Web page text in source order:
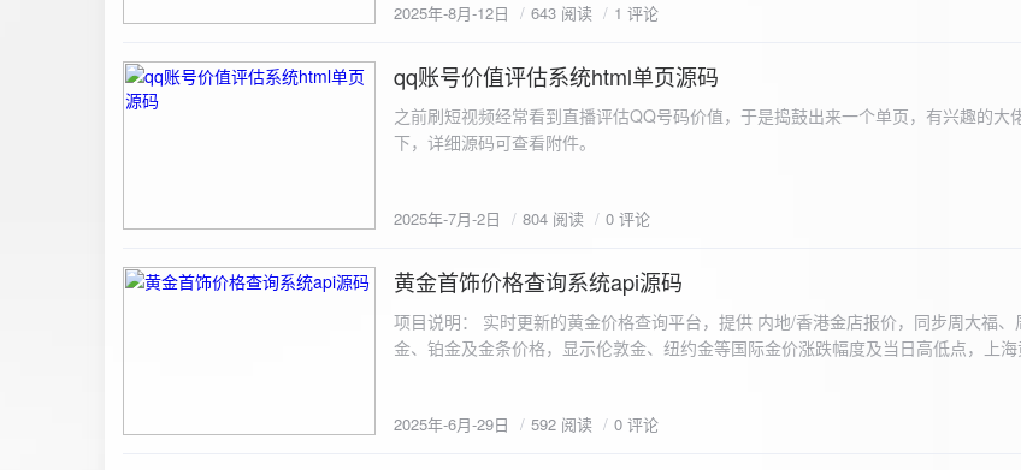
同时也会从筛选下拉框中移除该网址选项。筛选网址：右侧面板有一个 “筛选网址”
测功能： 设置监测间隔：用户可以在输入框中设置监测间隔时间（单位为秒），默认
停止监测：点击 “开始监测” 按钮，工具会立即对所有已添加的网址进行一次检测，
隔时间循环检测。点击 “停止监测” 按钮可停止监测。重试机制：在进行网址检测时
行最多 3 次重试，若重试后仍失败，则记录错误日志。日志记录与显示功能。 日志
会显示所有或筛选后的监测日志，正常状态的日志为黑色，异常状态的日志为红色
2025年-8月-12日 643 阅读 1 评论
2025-7-2
qq账号价值评估系统html单页源码
之前刷短视频经常看到直播评估QQ号码价值，于是捣鼓出来一个单页，有兴趣的大
2025年-7月-2日 804 阅读 0 评论
2025-6-29
黄金首饰价格查询系统api源码
项目说明： 实时更新的黄金价格查询平台，提供 内地/香港金店报价，同步周大福
金、铂金及金条价格，显示伦敦金、纽约金等国际金价涨跌幅度及当日高低点，上
2025年-6月-29日 592 阅读 0 评论